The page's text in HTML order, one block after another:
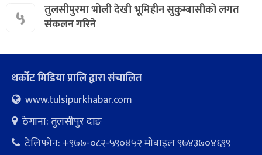
५
तुलसीपुरमा भोली देखी भूमिहीन सुकुम्बासीको लगत
संकलन गरिने
थर्कोट मिडिया प्रालि द्वारा संचालित
www.tulsipurkhabar.com
ठेगाना: तुलसीपुर दाङ
टेलिफोन: +९७७-०८२-५९०४५२ माेबाइल ९७४३७०४६९९